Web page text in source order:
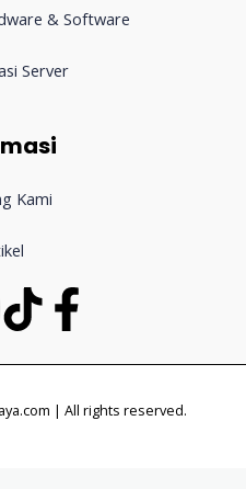
& Software
Server
Kami
| All rights reserved.